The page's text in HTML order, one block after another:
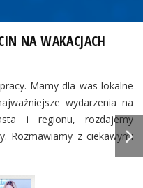
NA WAKACJACH
Mamy dla was lokalne
wydarzenia na
i regionu, rozdajemy
Rozmawiamy z ciekawymi